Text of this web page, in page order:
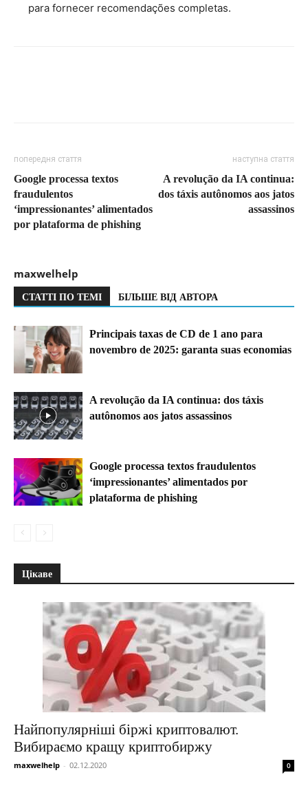
para fornecer recomendações completas.
попередня стаття
Google processa textos
fraudulentos
‘impressionantes’ alimentados
por plataforma de phishing
наступна стаття
A revolução da IA continua:
dos táxis autônomos aos jatos
assassinos
maxwelhelp
СТАТТІ ПО ТЕМІ БІЛЬШЕ ВІД АВТОРА
Principais taxas de CD de 1 ano para
novembro de 2025: garanta suas economias
A revolução da IA continua: dos táxis
autônomos aos jatos assassinos
Google processa textos fraudulentos
‘impressionantes’ alimentados por
plataforma de phishing
Цікаве
Найпопулярніші біржі криптовалют.
Вибираємо кращу криптобиржу
maxwelhelp - 02.12.2020 0